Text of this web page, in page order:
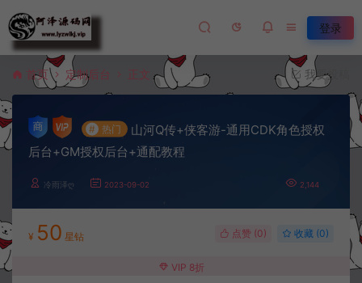
登录
首页 定制后台 正文 我要投稿
# 热门
山河Q传+侠客游-通用CDK角色授权
后台+GM授权后台+通配教程
冷雨泽ღ 2023-09-02 2,144
¥ 50 星钻 点赞 (0) 收藏 (0)
VIP 8折